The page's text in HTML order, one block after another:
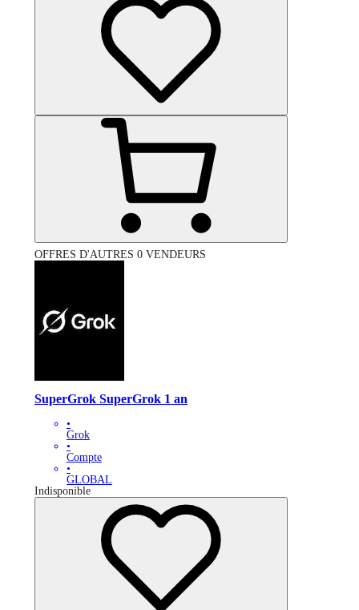
OFFRES D'AUTRES 0 VENDEURS
SuperGrok SuperGrok 1 an
•
Grok
•
Compte
•
GLOBAL
Indisponible